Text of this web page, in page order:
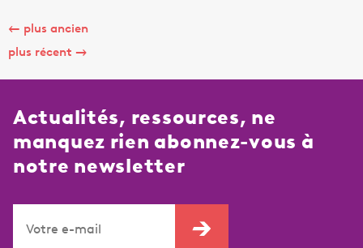
← plus ancien
plus récent →
Actualités, ressources, ne
manquez rien abonnez-vous à
notre newsletter